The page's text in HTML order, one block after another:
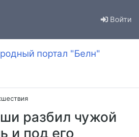
Войти
портал "Белн"
разбил чужой
и под его